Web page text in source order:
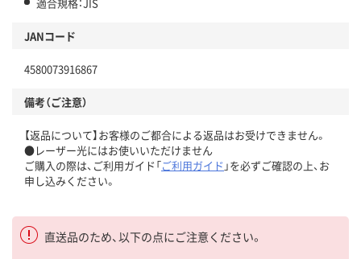
JANコード
4580073916867
備考（ご注意）
【返品について】お客様のご都合による返品はお受けできません。
●レーザー光にはお使いいただけません
ご購入の際は、ご利用ガイド「ご利用ガイド 」を必ずご確認の上、お
申し込みください。
直送品のため、以下の点にご注意ください。